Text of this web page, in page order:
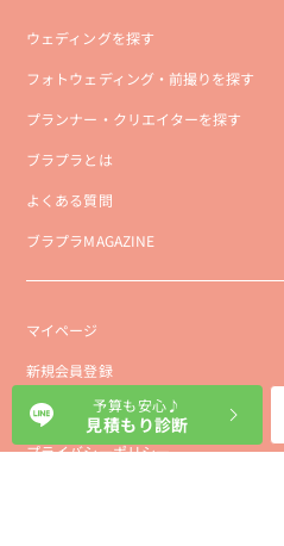
ウェディングを探す
フォトウェディング・前撮りを探す
プランナー・クリエイターを探す
ブラプラとは
よくある質問
ブラプラMAGAZINE
マイページ
新規会員登録
会社概要
プライバシーポリシー
予算も安心♪
見積もり診断